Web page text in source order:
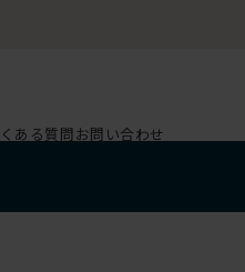
ある質問お問い合わせ